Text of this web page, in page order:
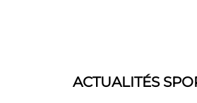
ACTUALITÉS